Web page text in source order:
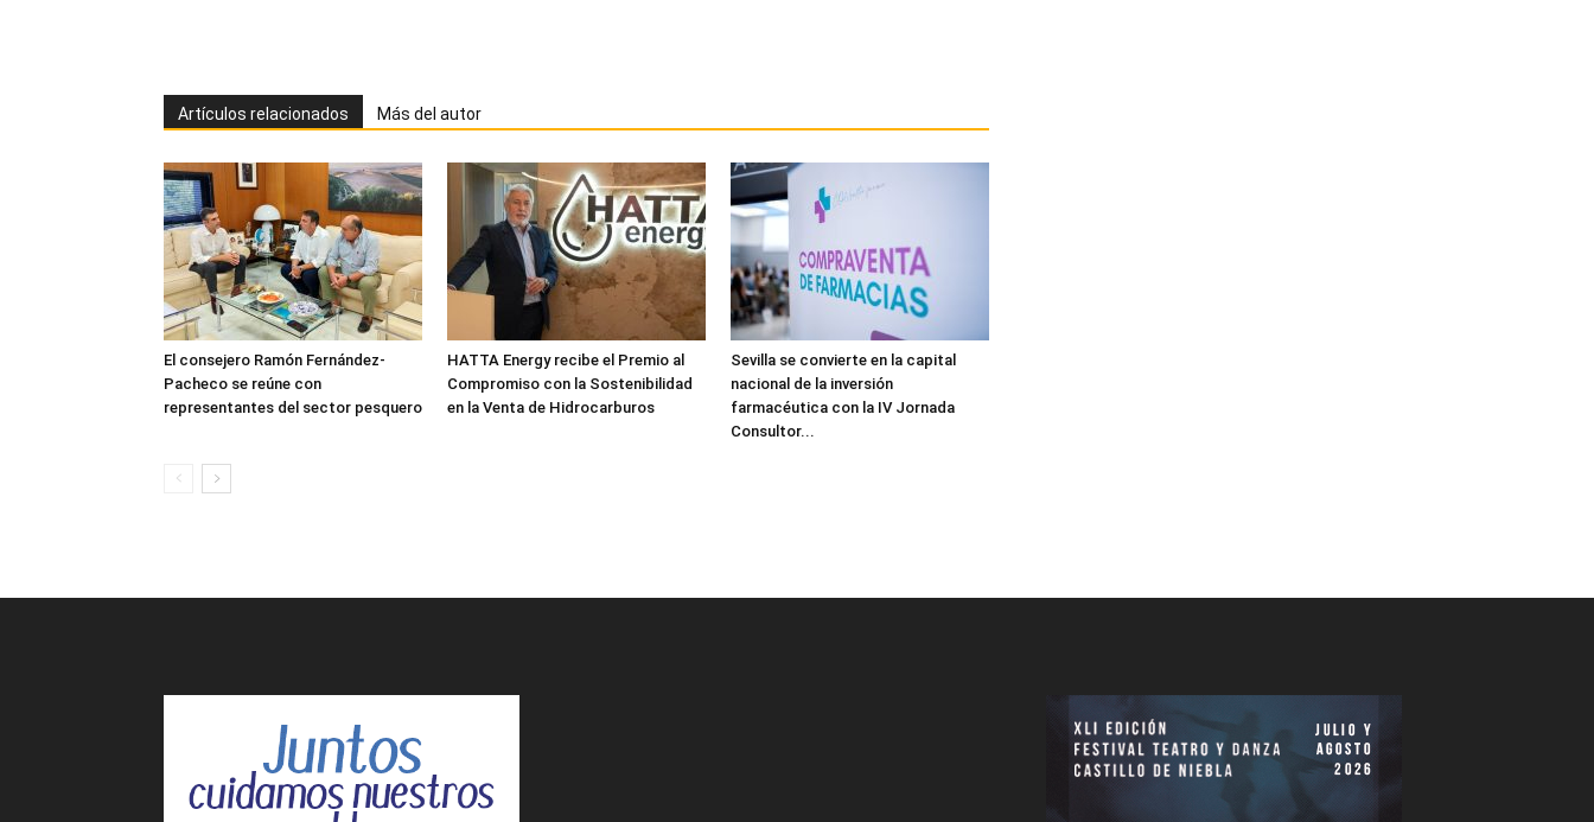
Artículos relacionados Más del autor
El consejero Ramón Fernández-
Pacheco se reúne con
representantes del sector pesquero
HATTA Energy recibe el Premio al
Compromiso con la Sostenibilidad
en la Venta de Hidrocarburos
Sevilla se convierte en la capital
nacional de la inversión
farmacéutica con la IV Jornada
Consultor...